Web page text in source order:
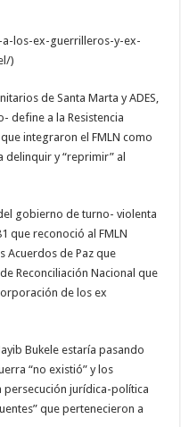
los-ex-guerrilleros-y-ex-
)
de Santa Marta y ADES,
define a la Resistencia
integraron el FMLN como
delinquir y “reprimir” al
gobierno de turno- violenta
que reconoció al FMLN
Acuerdos de Paz que
Reconciliación Nacional que
de los ex
Bukele estaría pasando
“no existió” y los
persecución jurídica-política
que pertenecieron a